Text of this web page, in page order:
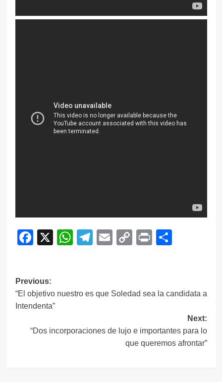
Facebook
X WhatsApp
Telegram
EmailCopy
Print
Navegación
de
Previous:
“El objetivo nuestro es que Soledad sea la candidata a
Intendenta”
Next:
“Dos incorporaciones de lujo e importantes para lo
que queremos afrontar”